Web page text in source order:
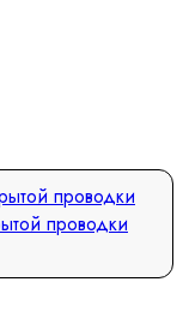
проводки
проводки